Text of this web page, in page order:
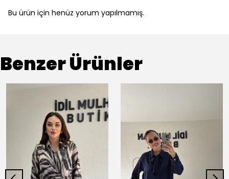
Bu ürün için henüz yorum yapılmamış.
Benzer Ürünler